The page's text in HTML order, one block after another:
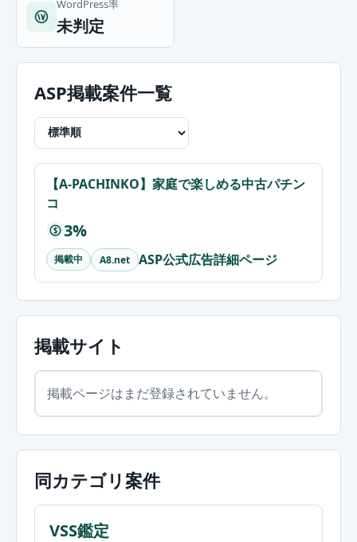
WordPress率
未判定
ASP掲載案件一覧
【A-PACHINKO】家庭で楽しめる中古パチン
コ
$ 3%
掲載中 A8.net ASP公式広告詳細ページ
掲載サイト
掲載ページはまだ登録されていません。
同カテゴリ案件
VSS鑑定